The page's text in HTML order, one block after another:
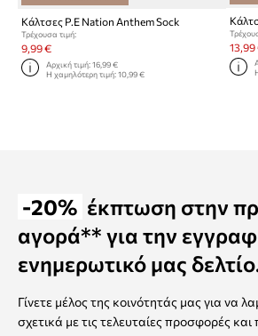
Κάλτσες P.E Nation Anthem Sock
Τρέχουσα τιμή:
9,99 €
Αρχική τιμή:16,99 €
Η χαμηλότερη τιμή:10,99 €
13,99
-20% έκπτωση στην
αγορά** για την
ενημερωτικό μας
Γίνετε μέλος της κοινότητάς μας για να
σχετικά με τις τελευταίες προσφορές και